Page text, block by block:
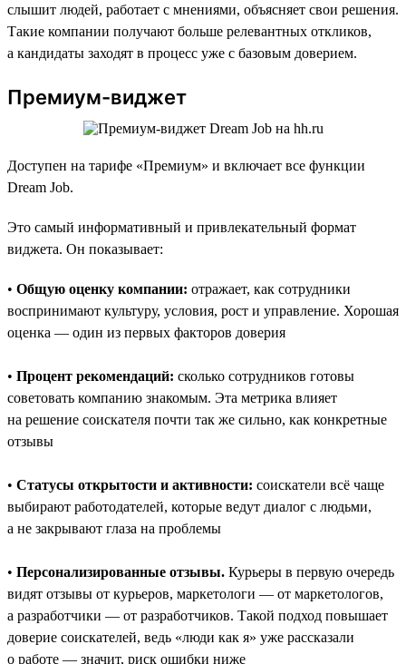
слышит людей, работает с мнениями, объясняет свои решения.
Такие компании получают больше релевантных откликов,
а кандидаты заходят в процесс уже с базовым доверием.
Премиум-виджет
Доступен на тарифе «Премиум» и включает все функции
Dream Job.
Это самый информативный и привлекательный формат
виджета. Он показывает:
• Общую оценку компании: отражает, как сотрудники
воспринимают культуру, условия, рост и управление. Хорошая
оценка — один из первых факторов доверия
• Процент рекомендаций: сколько сотрудников готовы
советовать компанию знакомым. Эта метрика влияет
на решение соискателя почти так же сильно, как конкретные
отзывы
• Статусы открытости и активности: соискатели всё чаще
выбирают работодателей, которые ведут диалог с людьми,
а не закрывают глаза на проблемы
• Персонализированные отзывы. Курьеры в первую очередь
видят отзывы от курьеров, маркетологи — от маркетологов,
а разработчики — от разработчиков. Такой подход повышает
доверие соискателей, ведь «люди как я» уже рассказали
о работе — значит, риск ошибки ниже